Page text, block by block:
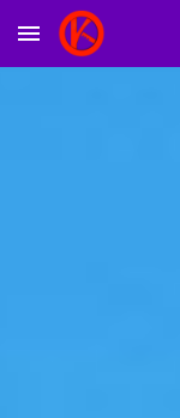
Skip to main content